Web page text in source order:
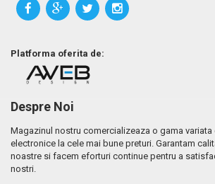
Platforma oferita de:
Despre Noi
Magazinul nostru comercializeaza o gama
electronice la cele mai bune preturi. Garantam
noastre si facem eforturi continue pentru a
nostri.